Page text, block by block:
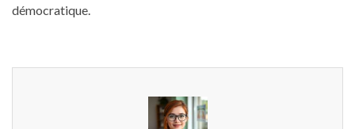
démocratique.